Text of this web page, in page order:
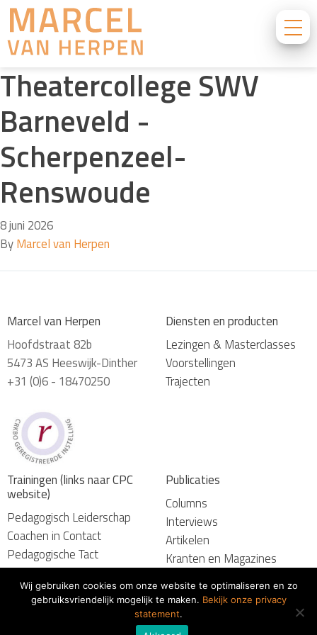
Theatercollege SWV
Barneveld -
Scherpenzeel-
Renswoude
8 juni 2026
ByMarcel van Herpen
Marcel van Herpen
Hoofdstraat 82b
5473 AS Heeswijk-Dinther
+31 (0)6 - 18470250
Diensten en producten
Lezingen & Masterclasses
Voorstellingen
Trajecten
Trainingen (links naar CPC
website)
Pedagogisch Leiderschap
Coachen in Contact
Pedagogische Tact
Publicaties
Columns
Interviews
Artikelen
Kranten en Magazines
Wij gebruiken cookies om onze website te optimaliseren en zo
gebruiksvriendelijk mogelijk te maken. Bekijk onze privacy
statement.